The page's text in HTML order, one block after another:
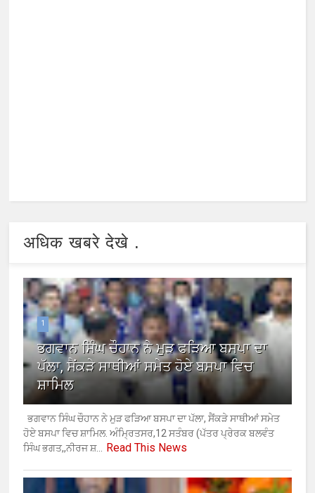
अधिक खबरे देखे .
1
ਭਗਵਾਨ ਸਿੰਘ ਚੌਹਾਨ ਨੇ ਮੁੜ ਫੜਿਆ ਬਸਪਾ ਦਾ
ਪੱਲਾ, ਸੈਂਕੜੇ ਸਾਥੀਆਂ ਸਮੇਤ ਹੋਏ ਬਸਪਾ ਵਿਚ
ਸ਼ਾਮਿਲ
ਭਗਵਾਨ ਸਿੰਘ ਚੌਹਾਨ ਨੇ ਮੁੜ ਫੜਿਆ ਬਸਪਾ ਦਾ ਪੱਲਾ, ਸੈਂਕੜੇ ਸਾਥੀਆਂ ਸਮੇਤ
ਹੋਏ ਬਸਪਾ ਵਿਚ ਸ਼ਾਮਿਲ. ਅੰਮ੍ਰਿਤਸਰ,12 ਸਤੰਬਰ (ਪੱਤਰ ਪ੍ਰੇਰਕ ਬਲਵੰਤ
ਸਿੰਘ ਭਗਤ,,ਨੀਰਜ ਸ਼...
Read This News